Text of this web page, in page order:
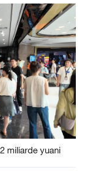
miliarde yuani